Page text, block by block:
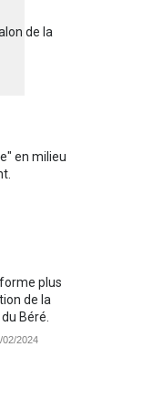
de la
en milieu
plus
de la
Béré.
02/2024